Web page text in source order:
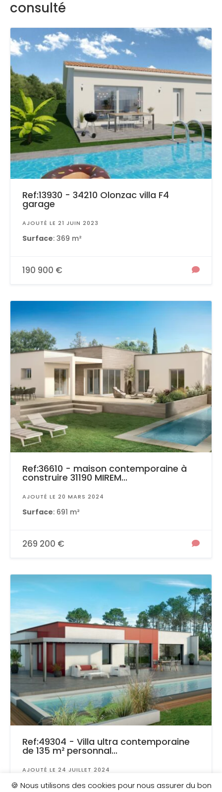
consulté
Ref:13930 - 34210 Olonzac villa F4
garage
AJOUTÉ LE 21 JUIN 2023
Surface: 369 m²
190 900 €
Ref:36610 - maison contemporaine à
construire 31190 MIREM...
AJOUTÉ LE 20 MARS 2024
Surface: 691 m²
269 200 €
Ref:49304 - Villa ultra contemporaine
de 135 m² personnal...
AJOUTÉ LE 24 JUILLET 2024
Surface: 500 m²
🍪 Nous utilisons des cookies pour nous assurer du bon